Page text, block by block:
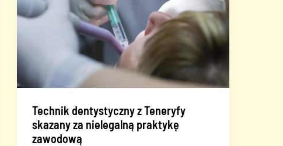
sfałszowanie
dokumentów
Technik dentystyczny z Teneryfy
skazany za nielegalną praktykę
zawodową